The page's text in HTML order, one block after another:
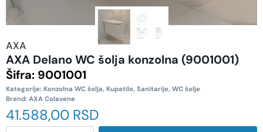
AXA
AXA Delano WC šolja konzolna (9001001)
Šifra: 9001001
Kategorije: Konzolna WC šolja, Kupatilo, Sanitarije, WC šolje
Brend: AXA Colavene
41.588,00 RSD